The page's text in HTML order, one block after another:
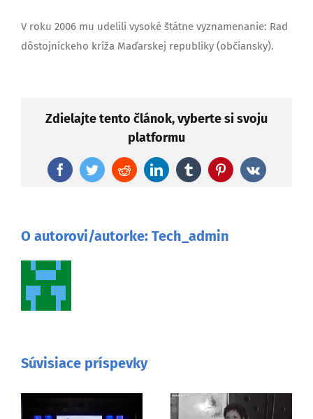
V roku 2006 mu udelili vysoké štátne vyznamenanie: Rad
dôstojníckeho kríža Maďarskej republiky (občiansky).
Zdielajte tento článok, vyberte si svoju
platformu
FacebookTwitterRedditLinkedInTumblr Pinterest
Vk
O autorovi/autorke: Tech_admin
Súvisiace príspevky